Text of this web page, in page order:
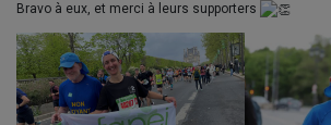
Bravo à eux, et merci à leurs supporters